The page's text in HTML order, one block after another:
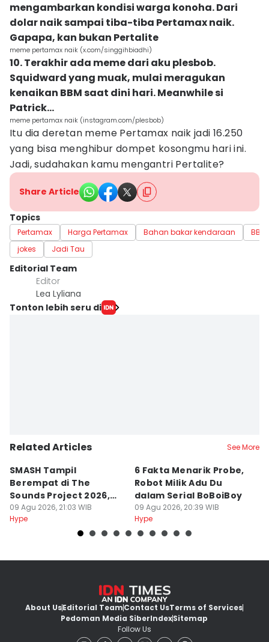
mengambarkan kondisi warga konoha. Dari
dolar naik sampai tiba-tiba Pertamax naik.
Gapapa, kan bukan Pertalite
meme pertamax naik (x.com/singgihbiadhi)
10. Terakhir ada meme dari aku plesbob.
Squidward yang muak, mulai meragukan
kenaikan BBM saat dini hari. Meanwhile si
Patrick...
meme pertamax naik (instagram.com/plesbob)
Itu dia deretan meme Pertamax naik jadi 16.250
yang bisa menghibur dompet kosongmu hari ini.
Jadi, sudahakan kamu mengantri Pertalite?
Share Article
Topics
Pertamax Harga Pertamax Bahan bakar kendaraan
BBM
jokes
Jadi Tau
Editorial Team
Editor
Lea Lyliana
Tonton lebih seru di
Related Articles See More
SMASH Tampil
Berempat di The
Sounds Project 2026,
Rafael Sakit DBD-Tipes
09 Agu 2026, 21:03 WIB
Hype
6 Fakta Menarik Probe,
Robot Milik Adu Du
dalam Serial BoBoiBoy
09 Agu 2026, 20:39 WIB
Hype
About UsEditorial TeamContact UsTerms of Services
Pedoman Media SiberIndexSitemap
Follow Us